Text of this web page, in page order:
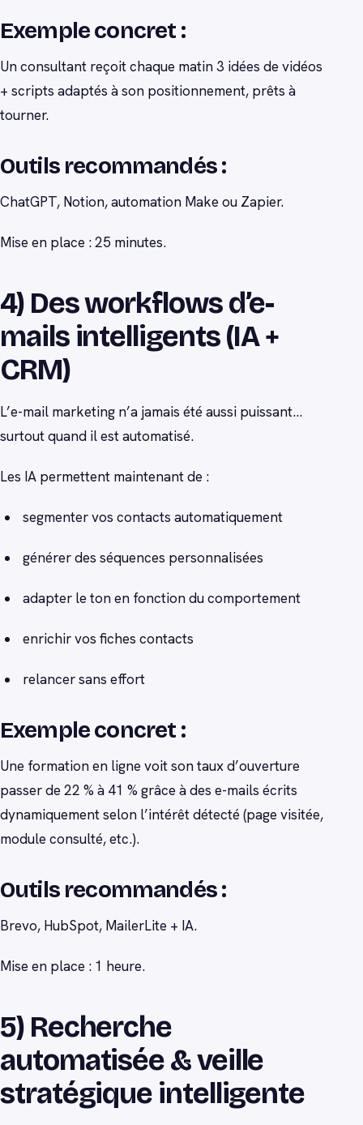
Exemple concret :
Un consultant reçoit chaque matin 3 idées de vidéos
+ scripts adaptés à son positionnement, prêts à
tourner.
Outils recommandés :
ChatGPT, Notion, automation Make ou Zapier.
Mise en place : 25 minutes.
4) Des workflows d’e-
mails intelligents (IA +
CRM)
L’e-mail marketing n’a jamais été aussi puissant…
surtout quand il est automatisé.
Les IA permettent maintenant de :
segmenter vos contacts automatiquement
générer des séquences personnalisées
adapter le ton en fonction du comportement
enrichir vos fiches contacts
relancer sans effort
Exemple concret :
Une formation en ligne voit son taux d’ouverture
passer de 22 % à 41 % grâce à des e-mails écrits
dynamiquement selon l’intérêt détecté (page visitée,
module consulté, etc.).
Outils recommandés :
Brevo, HubSpot, MailerLite + IA.
Mise en place : 1 heure.
5) Recherche
automatisée & veille
stratégique intelligente